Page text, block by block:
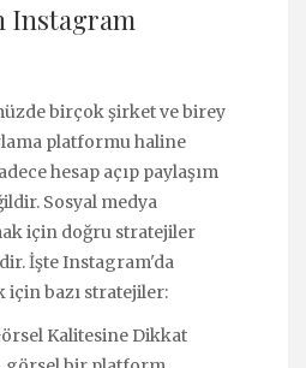
Instagram
birçok şirket ve birey
platformu haline
hesap açıp paylaşım
Sosyal medya
için doğru stratejiler
İşte Instagram'da
için bazı stratejiler:
Kalitesine Dikkat